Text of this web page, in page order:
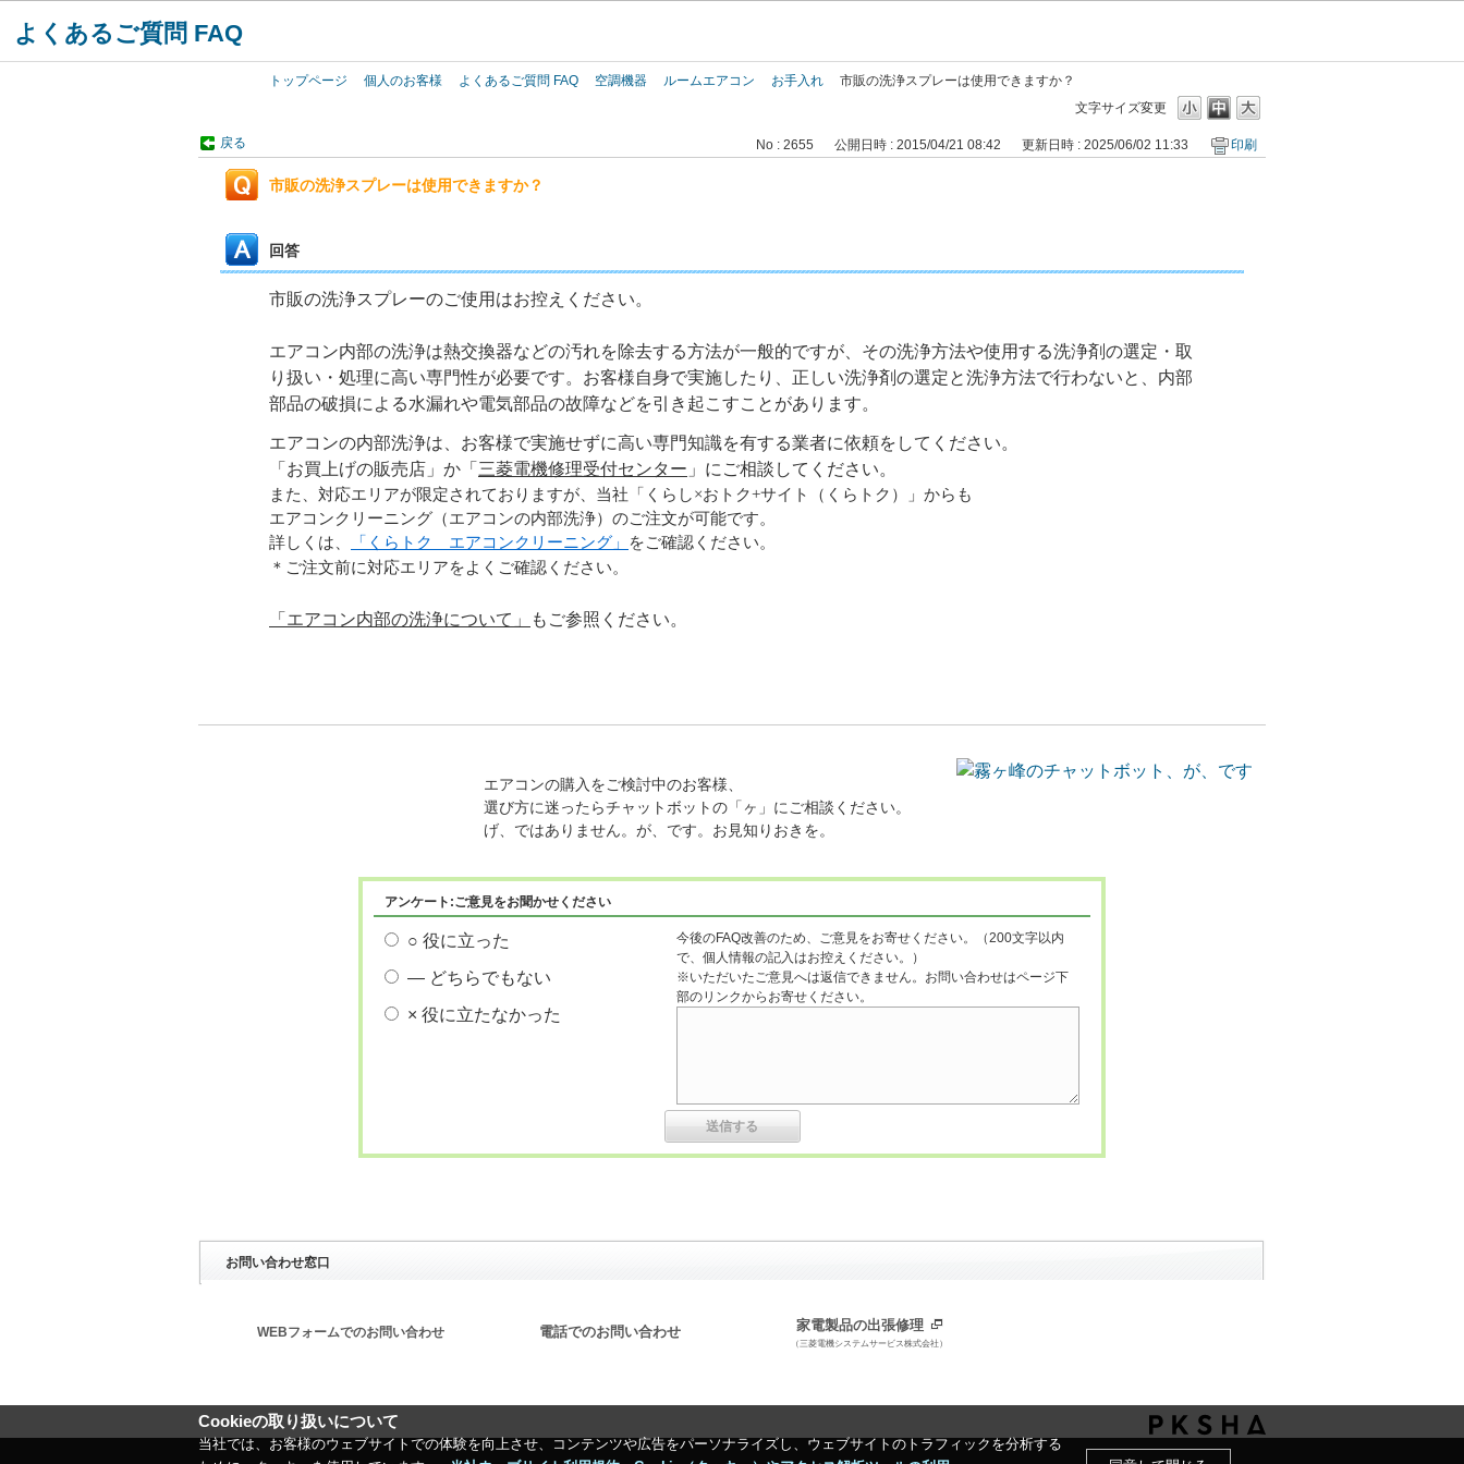
よくあるご質問 FAQ
トップページ 個人のお客様 よくあるご質問 FAQ 空調機器 ルームエアコン お手入れ
市販の洗浄スプレーは使用できますか？
文字サイズ変更
戻る No : 2655 公開日時 : 2015/04/21 08:42 更新日時 : 2025/06/02 11:33 印刷
市販の洗浄スプレーは使用できますか？
回答
市販の洗浄スプレーのご使用はお控えください。
エアコン内部の洗浄は熱交換器などの汚れを除去する方法が一般的ですが、その洗浄方法や使用する洗浄剤の選定・取
り扱い・処理に高い専門性が必要です。お客様自身で実施したり、正しい洗浄剤の選定と洗浄方法で行わないと、内部
部品の破損による水漏れや電気部品の故障などを引き起こすことがあります。
エアコンの内部洗浄は、お客様で実施せずに高い専門知識を有する業者に依頼をしてください。
「お買上げの販売店」か「 三菱電機修理受付センター 」にご相談してください。
また、対応エリアが限定されておりますが、当社「くらし×おトク+サイト（くらトク）」からも
エアコンクリーニング（エアコンの内部洗浄）のご注文が可能です。
詳しくは、
「くらトク エアコンクリーニング」
をご確認ください。
＊ご注文前に対応エリアをよくご確認ください。
「エアコン内部の洗浄について」 もご参照ください。
エアコンの購入をご検討中のお客様、
選び方に迷ったらチャットボットの「ヶ」にご相談ください。
げ、ではありません。が、です。お見知りおきを。
アンケート:ご意見をお聞かせください
○ 役に立った
― どちらでもない
× 役に立たなかった
今後のFAQ改善のため、ご意見をお寄せください。（200文字以内
で、個人情報の記入はお控えください。）
※いただいたご意見へは返信できません。お問い合わせはページ下
部のリンクからお寄せください。
お問い合わせ窓口
WEBフォームでのお問い合わせ 電話でのお問い合わせ 家電製品の出張修理
（三菱電機システムサービス株式会社）
Cookieの取り扱いについて
当社では、お客様のウェブサイトでの体験を向上させ、コンテンツや広告をパーソナライズし、ウェブサイトのトラフィックを分析する